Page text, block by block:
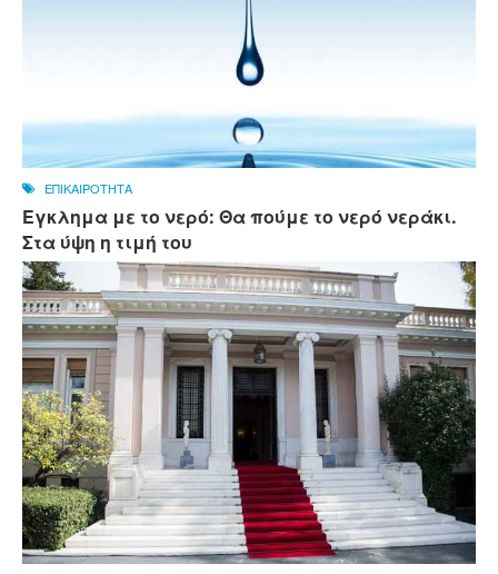
ΕΠΙΚΑΙΡΟΤΗΤΑ
Εγκλημα με το νερό: Θα πούμε το νερό νεράκι.
Στα ύψη η τιμή του